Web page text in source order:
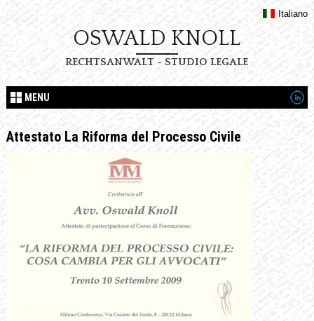
Italiano
OSWALD KNOLL
RECHTSANWALT - STUDIO LEGALE
MENU
Attestato La Riforma del Processo Civile